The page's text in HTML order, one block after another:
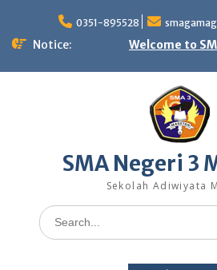
content
0351-895528
Notice: Welcome to
SMA Negeri 3
Sekolah Adiwiyata
Search
for: